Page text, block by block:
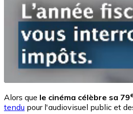
Alors que le cinéma célèbre sa 79
tendu pour l'audiovisuel public et